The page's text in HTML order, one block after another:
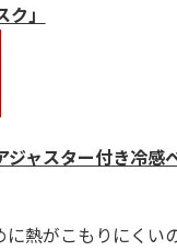
」
ジャスター付き冷感
熱がこもりにくい